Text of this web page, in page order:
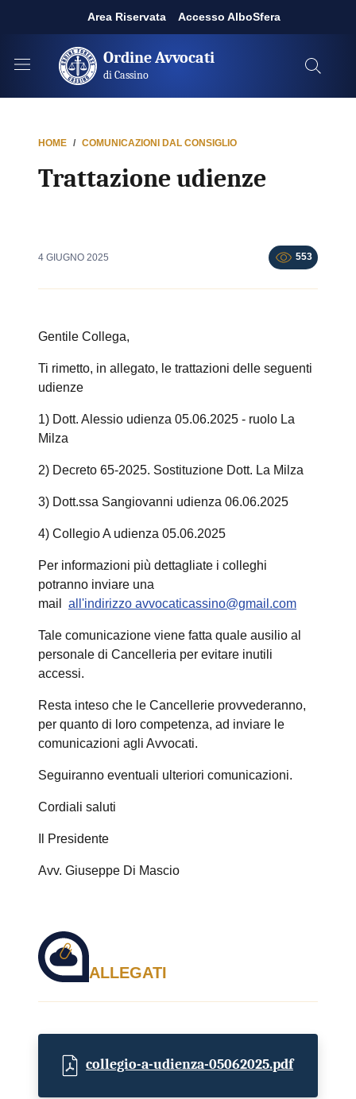
Area Riservata Accesso AlboSfera
Ordine Avvocati
di Cassino
HOME COMUNICAZIONI DAL CONSIGLIO
Trattazione udienze
4 GIUGNO 2025 553
Gentile Collega,
Ti rimetto, in allegato, le trattazioni delle seguenti
udienze
1) Dott. Alessio udienza 05.06.2025 - ruolo La
Milza
2) Decreto 65-2025. Sostituzione Dott. La Milza
3) Dott.ssa Sangiovanni udienza 06.06.2025
4) Collegio A udienza 05.06.2025
Per informazioni più dettagliate i colleghi
potranno inviare una
mail all'indirizzo avvocaticassino@gmail.com
Tale comunicazione viene fatta quale ausilio al
personale di Cancelleria per evitare inutili
accessi.
Resta inteso che le Cancellerie provvederanno,
per quanto di loro competenza, ad inviare le
comunicazioni agli Avvocati.
Seguiranno eventuali ulteriori comunicazioni.
Cordiali saluti
Il Presidente
Avv. Giuseppe Di Mascio
ALLEGATI
collegio-a-udienza-05062025.pdf